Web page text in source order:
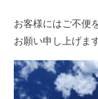
お客様にはご不便
お願い申し上げます